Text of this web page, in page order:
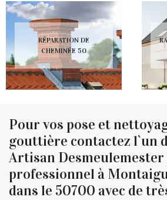
RÉPARATION DE
CHEMINÉE 50
Pour vos pose et
gouttière contactez l`un
Artisan
professionnel à
dans le 50700 avec de